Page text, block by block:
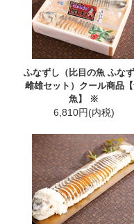
ふなずし（比目の魚 ふな
雌雄セット）クール商品
魚】 ※
6,810円(内税)